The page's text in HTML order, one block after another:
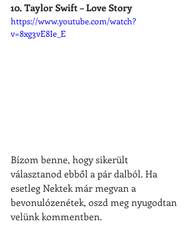
10. Taylor Swift – Love Story
https://www.youtube.com/watch?
v=8xg3vE8Ie_E
Bízom benne, hogy sikerült
választanod ebből a pár dalból. Ha
esetleg Nektek már megvan a
bevonulózenétek, oszd meg nyugodtan
velünk kommentben.